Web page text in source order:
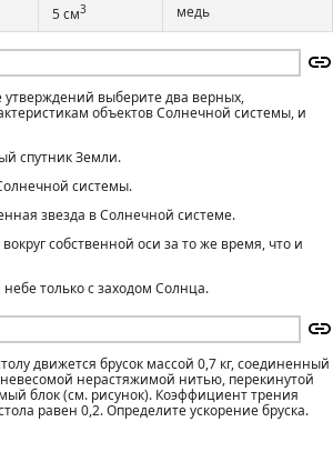
5 см3 медь
выберите два верных,
объектов Солнечной системы, и
спутник Земли.
системы.
звезда в Солнечной системе.
собственной оси за то же время, что и
только с заходом Солнца.
движется брусок массой 0,7 кг, соединенный
невесомой нерастяжимой нитью, перекинутой
блок (см. рисунок). Коэффициент трения
равен 0,2. Определите ускорение бруска.